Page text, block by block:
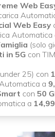
Web
Web Easy
Automatica
(solo
in 5G con
25) con
a
con 50
a